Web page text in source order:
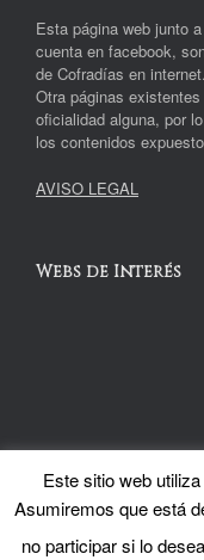
Esta página web junto
cuenta en facebook,
de Cofradías en internet.
Otra páginas
oficialidad alguna, por
los contenidos
AVISO LEGAL
Webs de Interés
Este sitio web
Asumiremos que está
no participar si lo